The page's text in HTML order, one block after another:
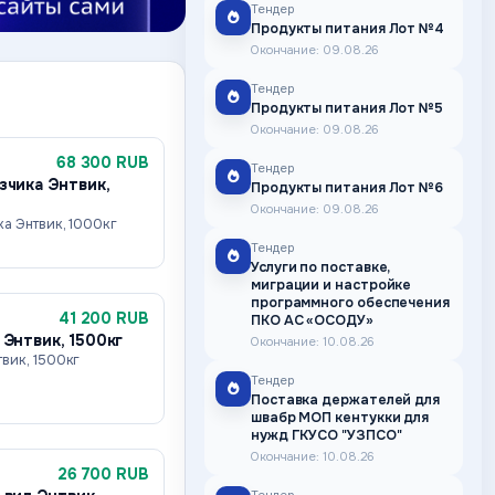
68 300 RUB
Энтвик,
Энтвик, 1000кг
41 200 RUB
1500кг
1500кг
26 700 RUB
Тендер
Продукты питания Лот №4
Окончание: 09.08.26
Тендер
Продукты питания Лот №5
Окончание: 09.08.26
Тендер
Продукты питания Лот №6
Окончание: 09.08.26
Тендер
Услуги по поставке,
миграции и настройке
программного обеспечения
ПКО АС «ОСОДУ»
Окончание: 10.08.26
Тендер
Поставка держателей для
швабр МОП кентукки для
нужд ГКУСО "УЗПСО"
Окончание: 10.08.26